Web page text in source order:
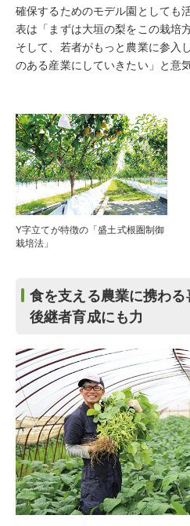
確保するためのモデル園としても
表は「まずは大垣の梨をこの栽培
そして、若者がもっと農業に参入
のある産業にしていきたい」と意
Y字立てが特徴の「盛土式根圏制御
栽培法」
食を支える農業に携わる
後継者育成にも力